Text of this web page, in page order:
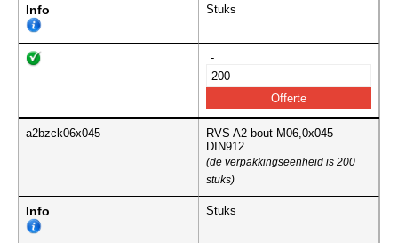
Info Stuks
-
a2bzck06x045
RVS A2 bout M06,0x045
DIN912
(de verpakkingseenheid is 200
stuks)
Info Stuks